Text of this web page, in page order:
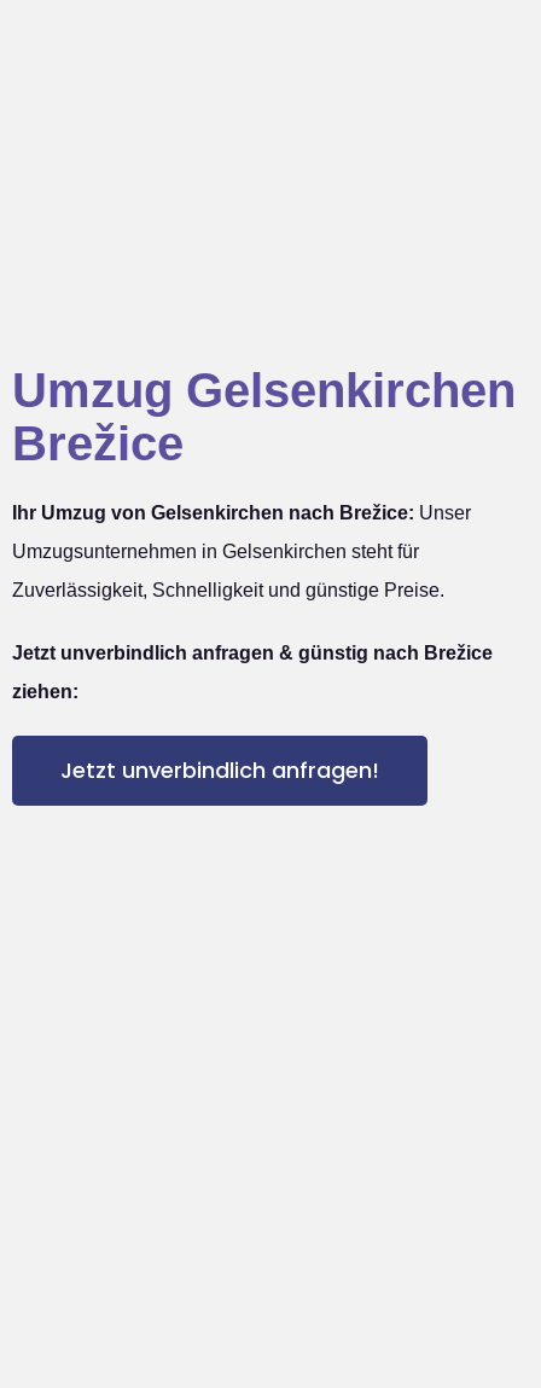
Umzug Gelsenkirchen
Brežice
Ihr Umzug von Gelsenkirchen nach Brežice: Unser
Umzugsunternehmen in Gelsenkirchen steht für
Zuverlässigkeit, Schnelligkeit und günstige Preise.
Jetzt unverbindlich anfragen & günstig nach Brežice
ziehen:
Jetzt unverbindlich anfragen!